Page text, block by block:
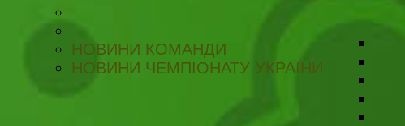
НОВИНИ КОМАНДИ
НОВИНИ ЧЕМПІОНАТУ УКРАЇНИ